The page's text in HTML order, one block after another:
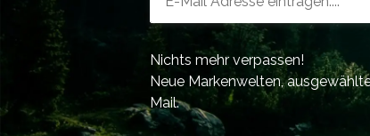
Nichts mehr verpassen!
Neue Markenwelten,
Mail.